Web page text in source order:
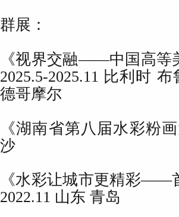
群展：
《视界交融——中国高等
2025.5-2025.11 比利时
德哥摩尔
《湖南省第八届水彩粉
沙
《水彩让城市更精彩——
2022.11 山东 青岛